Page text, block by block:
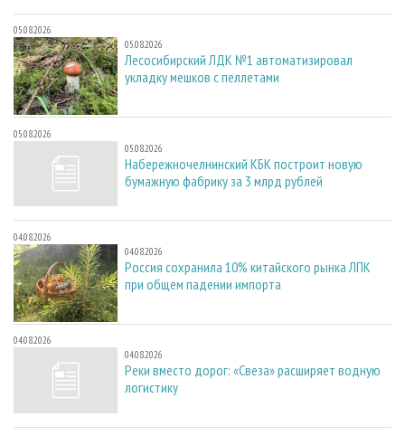
05.08.2026
05.08.2026
Лесосибирский ЛДК №1 автоматизировал
укладку мешков с пеллетами
05.08.2026
05.08.2026
Набережночелнинский КБК построит новую
бумажную фабрику за 3 млрд рублей
04.08.2026
04.08.2026
Россия сохранила 10% китайского рынка ЛПК
при общем падении импорта
04.08.2026
04.08.2026
Реки вместо дорог: «Свеза» расширяет водную
логистику